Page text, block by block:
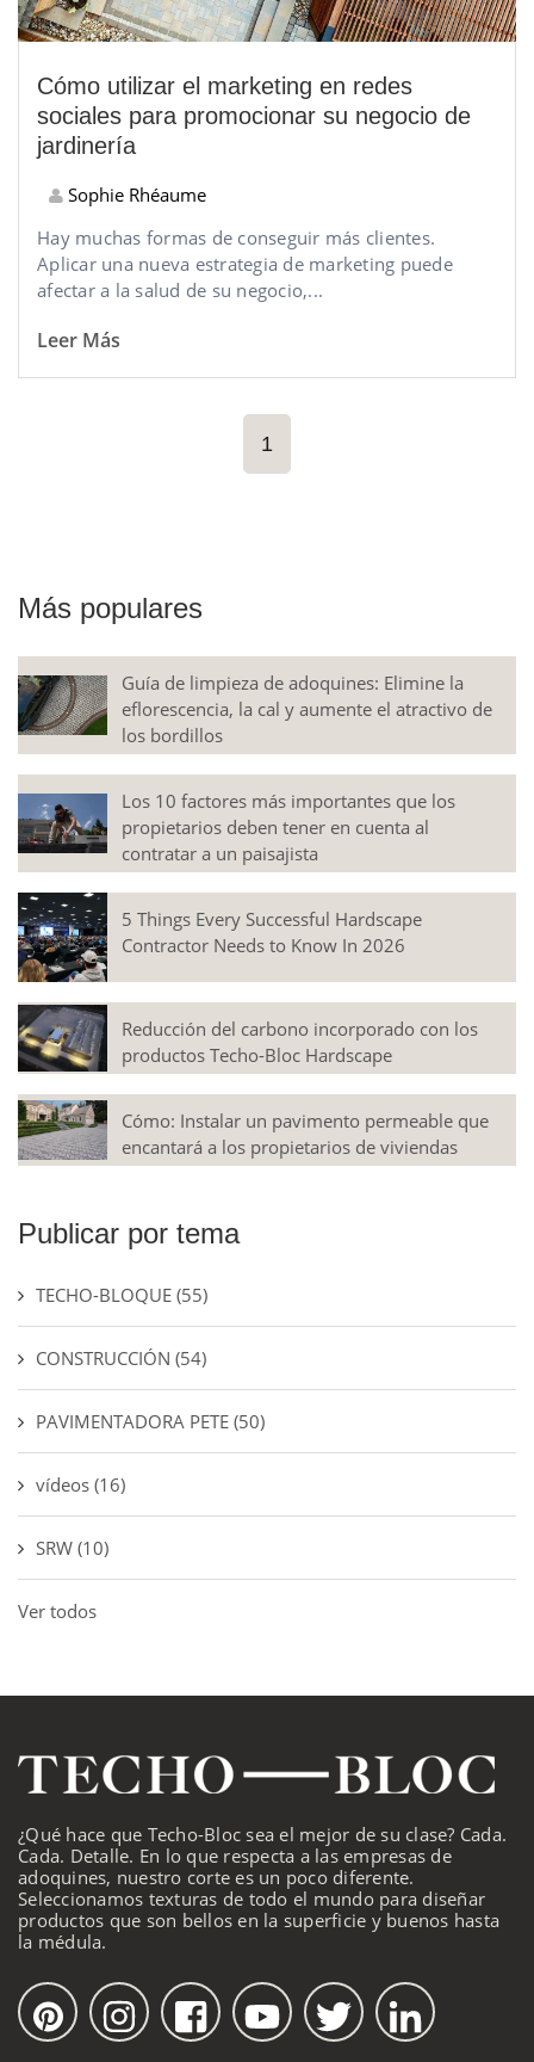
Cómo utilizar el marketing en redes
sociales para promocionar su negocio de
jardinería
Sophie Rhéaume
Hay muchas formas de conseguir más clientes.
Aplicar una nueva estrategia de marketing puede
afectar a la salud de su negocio,...
Leer Más
1
Más populares
Guía de limpieza de adoquines: Elimine la
eflorescencia, la cal y aumente el atractivo de
los bordillos
Los 10 factores más importantes que los
propietarios deben tener en cuenta al
contratar a un paisajista
5 Things Every Successful Hardscape
Contractor Needs to Know In 2026
Reducción del carbono incorporado con los
productos Techo-Bloc Hardscape
Cómo: Instalar un pavimento permeable que
encantará a los propietarios de viviendas
Publicar por tema
TECHO-BLOQUE (55)
CONSTRUCCIÓN (54)
PAVIMENTADORA PETE (50)
vídeos (16)
SRW (10)
Ver todos
¿Qué hace que Techo-Bloc sea el mejor de su clase? Cada.
Cada. Detalle. En lo que respecta a las empresas de
adoquines, nuestro corte es un poco diferente.
Seleccionamos texturas de todo el mundo para diseñar
productos que son bellos en la superficie y buenos hasta
la médula.